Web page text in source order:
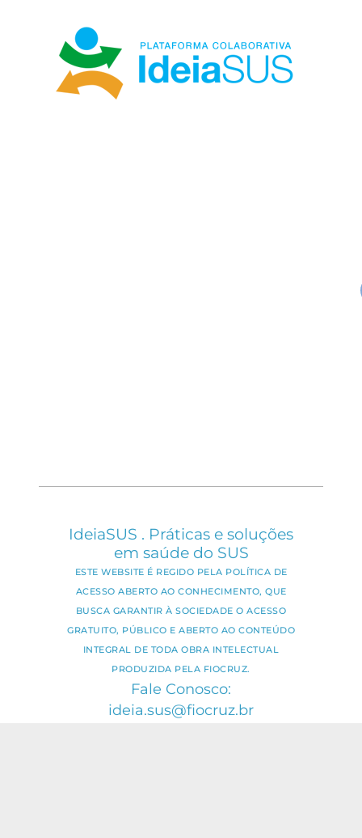
IdeiaSUS . Práticas e soluções
em saúde do SUS
ESTE WEBSITE É REGIDO PELA POLÍTICA DE
ACESSO ABERTO AO CONHECIMENTO, QUE
BUSCA GARANTIR À SOCIEDADE O ACESSO
GRATUITO, PÚBLICO E ABERTO AO CONTEÚDO
INTEGRAL DE TODA OBRA INTELECTUAL
PRODUZIDA PELA FIOCRUZ.
Fale Conosco:
ideia.sus@fiocruz.br